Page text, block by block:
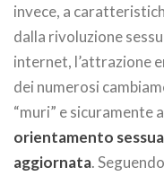
invece, a
dalla rivoluzione
internet, l’attrazione
dei numerosi
“muri” e sicuramente
orientamento
aggiornata.